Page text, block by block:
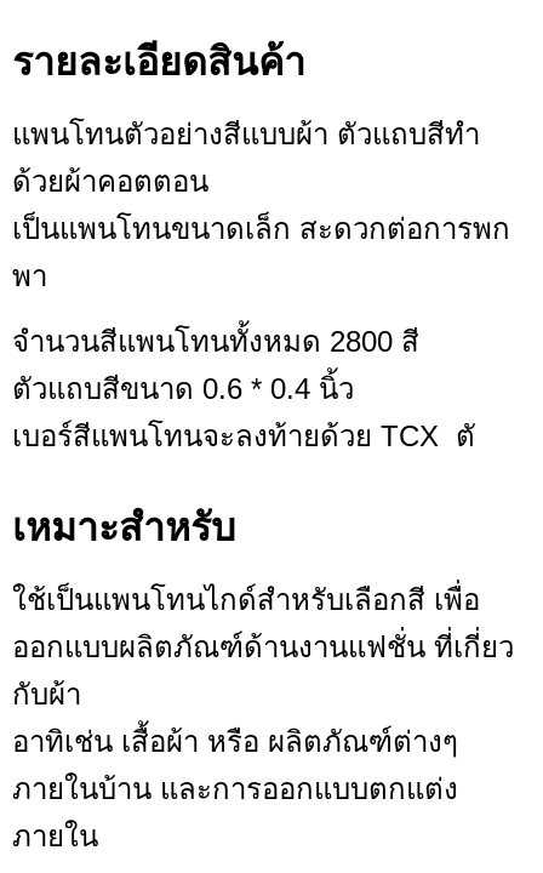
รายละเอียดสินค้า
แพนโทนตัวอย่างสีแบบผ้า ตัวแถบสีทำ
ด้วยผ้าคอตตอน
เป็นแพนโทนขนาดเล็ก สะดวกต่อการพก
พา
จำนวนสีแพนโทนทั้งหมด 2800 สี
ตัวแถบสีขนาด 0.6 * 0.4 นิ้ว
เบอร์สีแพนโทนจะลงท้ายด้วย TCX ตั
เหมาะสำหรับ
ใช้เป็นแพนโทนไกด์สำหรับเลือกสี เพื่อ
ออกแบบผลิตภัณฑ์ด้านงานแฟชั่น ที่เกี่ยว
กับผ้า
อาทิเช่น เสื้อผ้า หรือ ผลิตภัณฑ์ต่างๆ
ภายในบ้าน และการออกแบบตกแต่ง
ภายใน